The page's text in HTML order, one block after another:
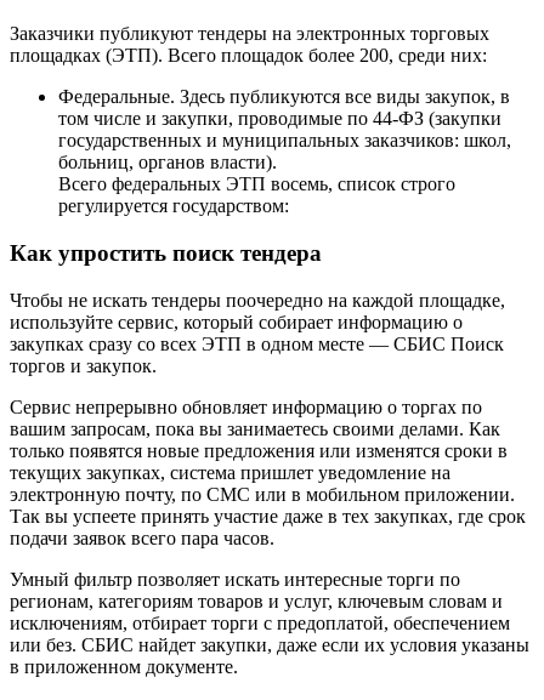
Заказчики публикуют тендеры на электронных торговых
площадках (ЭТП). Всего площадок более 200, среди них:
Федеральные. Здесь публикуются все виды закупок, в
том числе и закупки, проводимые по 44-ФЗ (закупки
государственных и муниципальных заказчиков: школ,
больниц, органов власти).
Всего федеральных ЭТП восемь, список строго
регулируется государством:
Как упростить поиск тендера
Чтобы не искать тендеры поочередно на каждой площадке,
используйте сервис, который собирает информацию о
закупках сразу со всех ЭТП в одном месте — СБИС Поиск
торгов и закупок.
Сервис непрерывно обновляет информацию о торгах по
вашим запросам, пока вы занимаетесь своими делами. Как
только появятся новые предложения или изменятся сроки в
текущих закупках, система пришлет уведомление на
электронную почту, по СМС или в мобильном приложении.
Так вы успеете принять участие даже в тех закупках, где срок
подачи заявок всего пара часов.
Умный фильтр позволяет искать интересные торги по
регионам, категориям товаров и услуг, ключевым словам и
исключениям, отбирает торги с предоплатой, обеспечением
или без. СБИС найдет закупки, даже если их условия указаны
в приложенном документе.